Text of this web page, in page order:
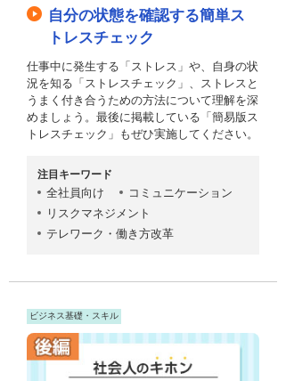
自分の状態を確認する簡単ス
トレスチェック
仕事中に発生する「ストレス」や、自身の状
況を知る「ストレスチェック」、ストレスと
うまく付き合うための方法について理解を深
めましょう。最後に掲載している「簡易版ス
トレスチェック」もぜひ実施してください。
注目キーワード
全社員向け
コミュニケーション
リスクマネジメント
テレワーク・働き方改革
ビジネス基礎・スキル